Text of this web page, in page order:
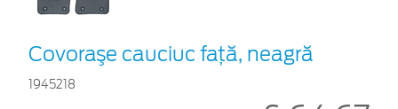
Covoraşe cauciuc faţă, neagră
1945218